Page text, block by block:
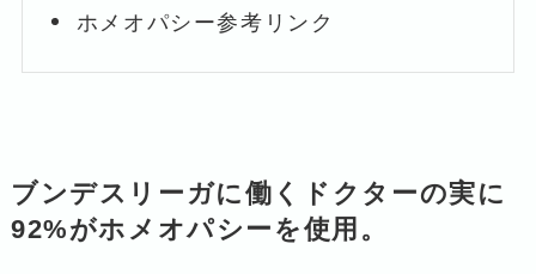
ホメオパシー参考リンク
ブンデスリーガに働くドクターの実に
92%がホメオパシーを使用。